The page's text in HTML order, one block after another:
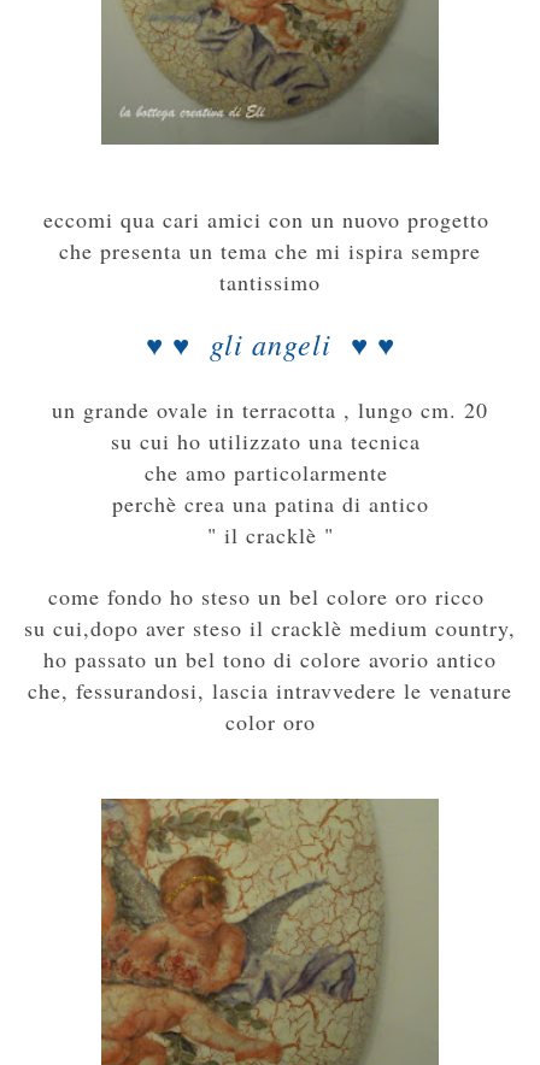
eccomi qua cari amici con un nuovo progetto
che presenta un tema che mi ispira sempre
tantissimo
♥ ♥ gli angeli ♥ ♥
un grande ovale in terracotta , lungo cm. 20
su cui ho utilizzato una tecnica
che amo particolarmente
perchè crea una patina di antico
" il cracklè "
come fondo ho steso un bel colore oro ricco
su cui,dopo aver steso il cracklè medium country,
ho passato un bel tono di colore avorio antico
che, fessurandosi, lascia intravvedere le venature
color oro